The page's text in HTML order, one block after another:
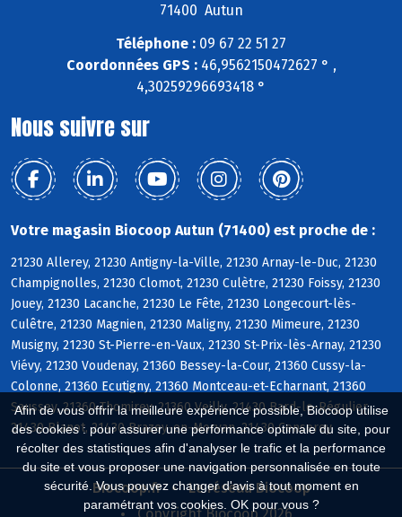
Afin de vous offrir la meilleure expérience possible, Biocoop utilise
des cookies : pour assurer une performance optimale du site, pour
récolter des statistiques afin d'analyser le trafic et la performance
du site et vous proposer une navigation personnalisée en toute
sécurité. Vous pouvez changer d'avis à tout moment en
paramétrant vos cookies. OK pour vous ?
71400 Autun
Téléphone : 09 67 22 51 27
Coordonnées GPS :46,9562150472627 ° ,
4,30259296693418 °
Nous suivre sur
Votre magasin Biocoop Autun (71400) est proche de :
21230 Allerey, 21230 Antigny-la-Ville, 21230 Arnay-le-Duc, 21230
Champignolles, 21230 Clomot, 21230 Culètre, 21230 Foissy, 21230
Jouey, 21230 Lacanche, 21230 Le Fête, 21230 Longecourt-lès-
Culêtre, 21230 Magnien, 21230 Maligny, 21230 Mimeure, 21230
Musigny, 21230 St-Pierre-en-Vaux, 21230 St-Prix-lès-Arnay, 21230
Viévy, 21230 Voudenay, 21360 Bessey-la-Cour, 21360 Cussy-la-
Colonne, 21360 Ecutigny, 21360 Montceau-et-Echarnant, 21360
Saussey, 21360 Thomirey, 21360 Veilly, 21430 Bard-le-Régulier,
21430 Blanot, 21430 Brazey-en-Morvan, 21430 Censerey
Biocoop.fr
Le réseau Biocoop